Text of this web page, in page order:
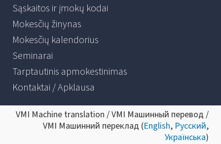
Sąskaitos ir įmokų kodai
Mokesčių žinynas
Mokesčių kalendorius
Seminarai
Tarptautinis apmokestinimas
Kontaktai / Apklausa
VMI Machine translation / VMI Машинный перевод /
VMI Машинний переклад (English, Русский,
Українська)